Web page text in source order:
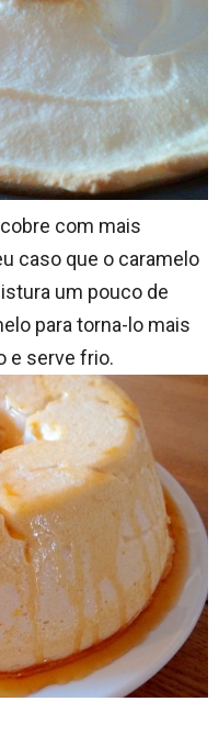
com mais
caso que o caramelo
um pouco de
para torna-lo mais
e serve frio.